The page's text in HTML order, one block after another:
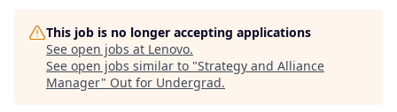
This job is no longer accepting applications
See open jobs at Lenovo.
See open jobs similar to "Strategy and Alliance
Manager" Out for Undergrad.